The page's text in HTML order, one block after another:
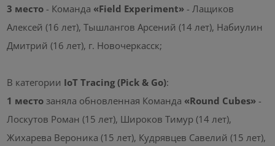
3 место - Команда «Field Experiment» - Лащиков
Алексей (16 лет), Тышлангов Арсений (14 лет), Набиулин
Дмитрий (16 лет), г. Новочеркасск;
В категории IoT Tracing (Pick & Go):
1 место заняла обновленная Команда «Round Cubes» -
Лоскутов Роман (15 лет), Широков Тимур (14 лет),
Жихарева Вероника (15 лет), Кудрявцев Савелий (15 лет),